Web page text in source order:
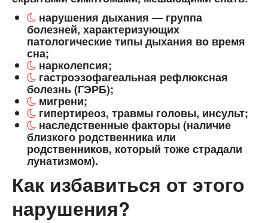
нарушения дыхания — группа
болезней, характеризующих
патологические типы дыхания во время
сна;
нарколепсия;
гастроэзофагеальная рефлюксная
болезнь (ГЭРБ);
мигрени;
гипертиреоз, травмы головы, инсульт;
наследственные факторы (наличие
близкого родственника или
родственников, который тоже страдали
лунатизмом).
Как избавиться от этого
нарушения?